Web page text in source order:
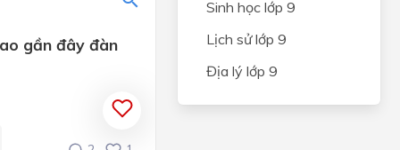
gần đây đàn
Sinh học lớp 9
Lịch sử lớp 9
Địa lý lớp 9